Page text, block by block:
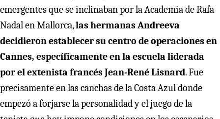
emergentes que se inclinaban por la Academia de Rafa
Nadal en Mallorca,las hermanas Andreeva
decidieron establecer su centro de operaciones en
Cannes, específicamente en la escuela liderada
por el extenista francés Jean-René Lisnard. Fue
precisamente en las canchas de la Costa Azul donde
empezó a forjarse la personalidad y el juego de la